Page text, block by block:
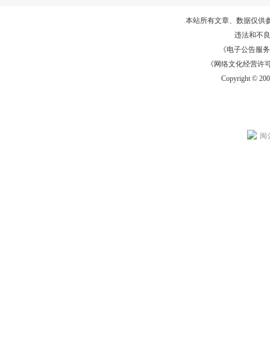
本站所有文章、数据仅供
违法和不
《电子公告服务
《网络文化经营许
Copyright ©
闽